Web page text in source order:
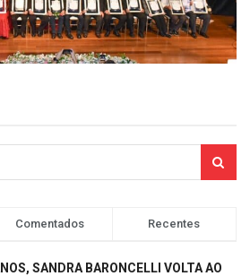
Comentados Recentes
SANDRA BARONCELLI VOLTA AO